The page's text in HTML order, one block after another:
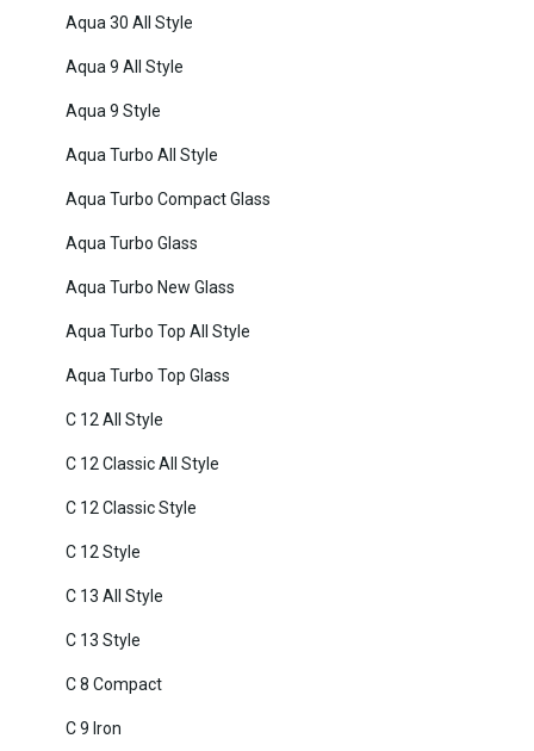
Aqua 30 All Style
Aqua 9 All Style
Aqua 9 Style
Aqua Turbo All Style
Aqua Turbo Compact Glass
Aqua Turbo Glass
Aqua Turbo New Glass
Aqua Turbo Top All Style
Aqua Turbo Top Glass
C 12 All Style
C 12 Classic All Style
C 12 Classic Style
C 12 Style
C 13 All Style
C 13 Style
C 8 Compact
C 9 Iron